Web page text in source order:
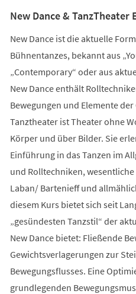
New Dance & TanzTheater
New Dance ist die aktuelle
Bühnentanzes, bekannt aus
„Contemporary“ oder aus
New Dance enthält
Bewegungen und Elemente
Tanztheater ist Theater ohne
Körper und über Bilder. Sie
Einführung in das Tanzen im
und Rolltechniken,
Laban/ Bartenieff und
diesem Kurs bietet sich seit
„gesündesten Tanzstil“ der
New Dance bietet: Fließende
Gewichtsverlagerungen zur
Bewegungsflusses. Eine
grundlegenden